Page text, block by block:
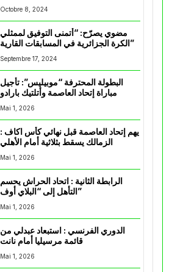
Octobre 8, 2024
مضوي يصرّح: “أتمنى التوفيق لممثلي
الكرة الجزائرية في المسابقات القارية”
Septembre 17, 2024
البطولة المحترفة “موبيليس”: تأجيل
مباراة إتحاد العاصمة وأتلتيك بارادو
Mai 1, 2026
يهم إتحاد العاصمة قبل نهائي كأس اكاف :
Mai 1, 2026
الرابطة الثانية : اتحاد الحراش يحسم
التأهل إلى “البلاي أوف”
Mai 1, 2026
الدوري الفرنسي : استبعاد عبدلي من
قائمة مرسيليا أمام نانت
Mai 1, 2026